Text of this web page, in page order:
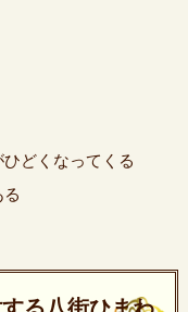
どくなってくる